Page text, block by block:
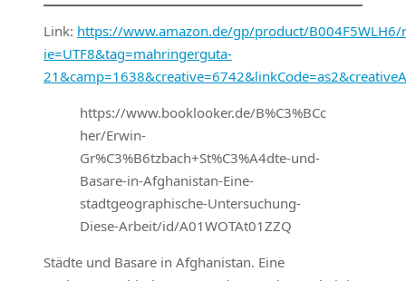
Link: https://www.amazon.de/gp/product/B004F5WLH6/
ie=UTF8&tag=mahringerguta-
https://www.booklooker.de/B%C3%BCc
her/Erwin-
Gr%C3%B6tzbach+St%C3%A4dte-und-
Basare-in-Afghanistan-Eine-
stadtgeographische-Untersuchung-
Diese-Arbeit/id/A01WOTAt01ZZQ
Städte und Basare in Afghanistan. Eine